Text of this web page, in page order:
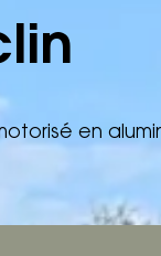
en